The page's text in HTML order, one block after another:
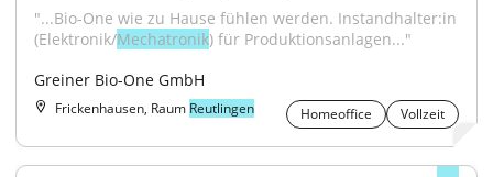
"...Bio-One wie zu Hause fühlen werden. Instandhalter:in
(Elektronik/Mechatronik) für Produktionsanlagen..."
Greiner Bio-One GmbH
Frickenhausen, Raum Reutlingen Homeoffice Vollzeit